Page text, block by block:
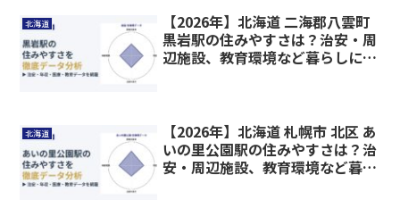
北海道
【2026年】北海道 二海郡八雲町
黒岩駅の住みやすさは？治安・周
辺施設、教育環境など暮らしに関
北海道
【2026年】北海道 札幌市 北区 あ
いの里公園駅の住みやすさは？治
安・周辺施設、教育環境など暮ら